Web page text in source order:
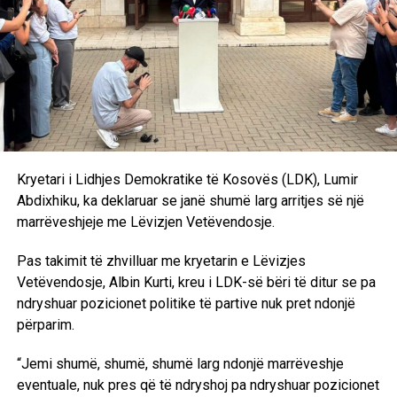
kemi ende. Pritjet janë të ndryshme, qëndrimet nuk
përputhen dhe është bindja ime që ka një dallim drastik
midis rezultatit zgjedhor dhe kërkesave të Lidhjes
Demokratike të Kosovës”, deklaroi Kurti pas takimit me
Abdixhikun. /Ekonomia Online/
Kryetari i Lidhjes Demokratike të Kosovës (LDK), Lumir
Abdixhiku, ka deklaruar se janë shumë larg arritjes së një
marrëveshjeje me Lëvizjen Vetëvendosje.
Pas takimit të zhvilluar me kryetarin e Lëvizjes
Vetëvendosje, Albin Kurti, kreu i LDK-së bëri të ditur se pa
ndryshuar pozicionet politike të partive nuk pret ndonjë
përparim.
“Jemi shumë, shumë, shumë larg ndonjë marrëveshje
eventuale, nuk pres që të ndryshoj pa ndryshuar pozicionet